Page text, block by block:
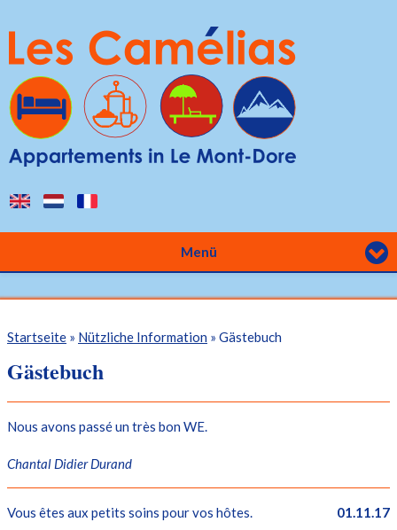
Direkt zum Inhalt
Menü
Sie sind hier
Startseite » Nützliche Information » Gästebuch
Gästebuch
Nous avons passé un très bon WE.
Chantal Didier Durand
01.11.17
Vous êtes aux petits soins pour vos hôtes.